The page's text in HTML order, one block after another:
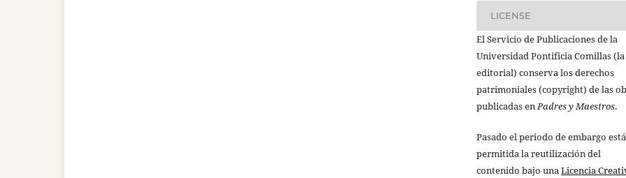
LICENSE
El Servicio de Publicaciones de la
Universidad Pontificia Comillas (la
editorial) conserva los derechos
patrimoniales (copyright) de las
publicadas enPadres y Maestros.
Pasado el periodo de embargo está
permitida la reutilización del
contenido bajo unaLicencia